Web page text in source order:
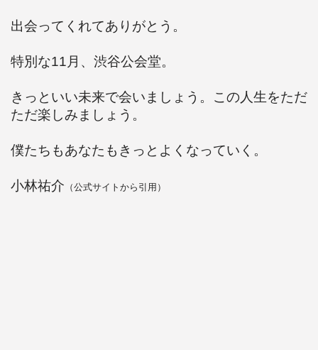
出会ってくれてありがとう。
特別な11月、渋谷公会堂。
きっといい未来で会いましょう。この人生をただ
ただ楽しみましょう。
僕たちもあなたもきっとよくなっていく。
小林祐介 （公式サイトから引用）